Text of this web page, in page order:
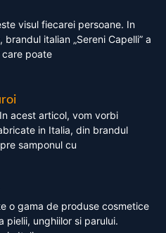
visul fiecarei persoane. In
italian „Sereni Capelli” a
poate
acest articol, vom vorbi
in Italia, din brandul
samponul cu
o gama de produse cosmetice
pielii, unghiilor si parului.